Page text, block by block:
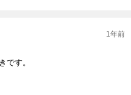
1年前
です。